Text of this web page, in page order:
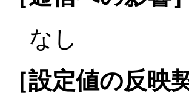
なし
［設定値の反映